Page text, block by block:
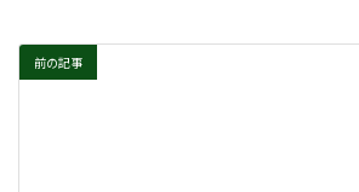
前の記事